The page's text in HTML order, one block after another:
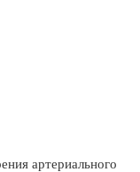
артериального